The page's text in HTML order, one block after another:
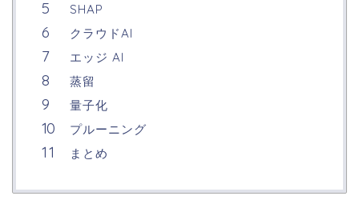
SHAP
クラウドAI
エッジ AI
蒸留
量子化
プルーニング
まとめ